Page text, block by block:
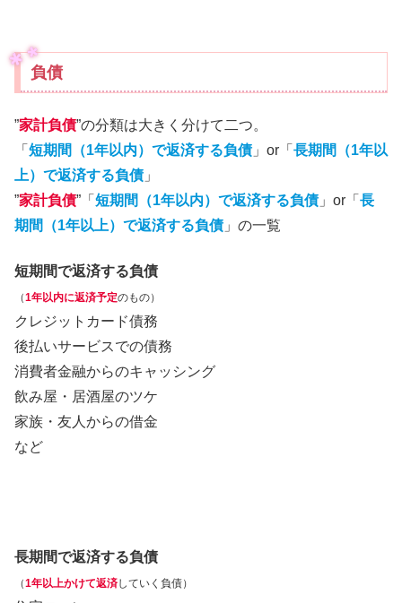
負債
”家計負債”の分類は大きく分けて二つ。
「 短期間（1年以内）で返済する負債」or「 長期間（1年以
上）で返済する負債」
”家計負債”「 短期間（1年以内）で返済する負債」or「 長
期間（1年以上）で返済する負債」の一覧
短期間で返済する負債
（1年以内に返済予定のもの）
クレジットカード債務
後払いサービスでの債務
消費者金融からのキャッシング
飲み屋・居酒屋のツケ
家族・友人からの借金
など
長期間で返済する負債
（1年以上かけて返済していく負債）